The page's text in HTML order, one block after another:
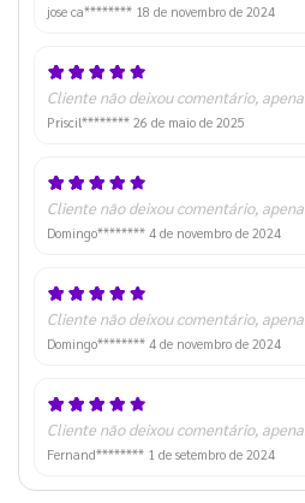
jose ca******** 18 de novembro de 2024
Cliente não deixou comentário,
Priscil******** 26 de maio de 2025
Cliente não deixou comentário,
Domingo******** 4 de novembro de 2024
Cliente não deixou comentário,
Domingo******** 4 de novembro de 2024
Cliente não deixou comentário,
Fernand******** 1 de setembro de 2024